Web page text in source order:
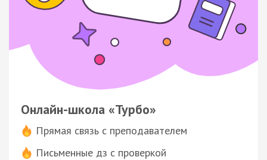
Онлайн-школа «Турбо»
Прямая связь с преподавателем
Письменные дз с проверкой